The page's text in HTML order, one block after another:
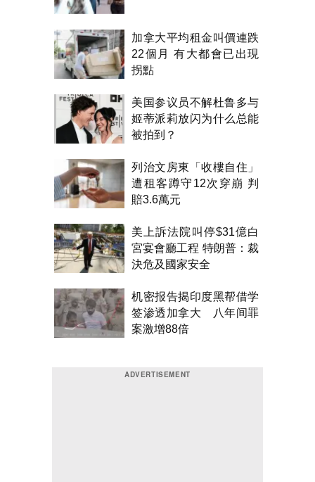
加拿大平均租金叫價連跌
22個月 有大都會已出現
拐點
美国参议员不解杜鲁多与
姬蒂派莉放闪为什么总能
被拍到？
列治文房東「收樓自住」
遭租客蹲守12次穿崩 判
賠3.6萬元
美上訴法院叫停$31億白
宮宴會廳工程 特朗普：裁
決危及國家安全
机密报告揭印度黑帮借学
签渗透加拿大 八年间罪
案激增88倍